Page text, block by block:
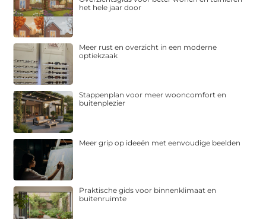
het hele jaar door
Meer rust en overzicht in een moderne
optiekzaak
Stappenplan voor meer wooncomfort en
buitenplezier
Meer grip op ideeën met eenvoudige beelden
Praktische gids voor binnenklimaat en
buitenruimte